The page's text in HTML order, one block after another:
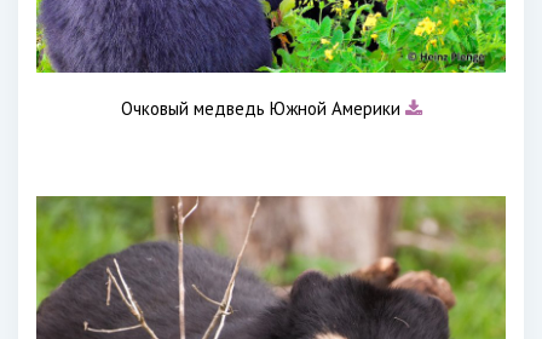
Очковый медведь Южной Америки